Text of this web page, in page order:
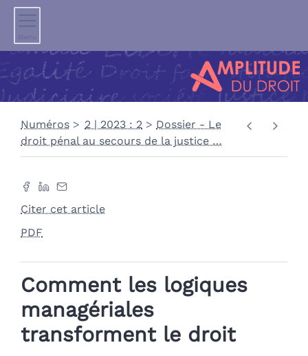
Menu
Numéros 2 | 2023 : 2
Dossier - Le
droit pénal au secours de la justice …
Citer cet article
PDF
Comment les logiques
managériales
transforment le droit